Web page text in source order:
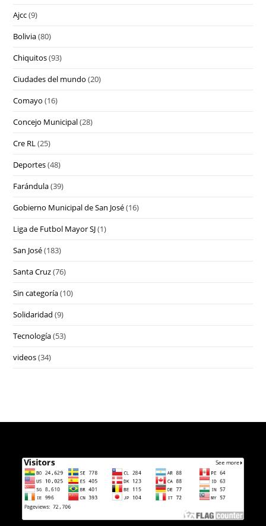
Ajcc(9)
Bolivia(80)
Chiquitos(93)
Ciudades del mundo (20)
Comayo (16)
Concejo Municipal(28)
Cre RL (25)
Deportes(48)
Farándula(39)
Gobierno Municipal de San José(16)
Liga de Futbol Mayor SJ(1)
San José(183)
Santa Cruz(76)
Sin categoría(10)
Solidaridad (9)
Tecnología(53)
videos(34)